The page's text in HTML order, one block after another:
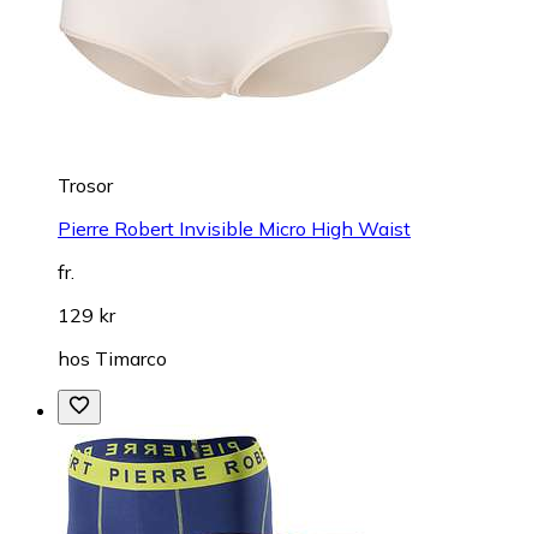
Trosor
Pierre Robert Invisible Micro High Waist
fr.
129 kr
hos Timarco